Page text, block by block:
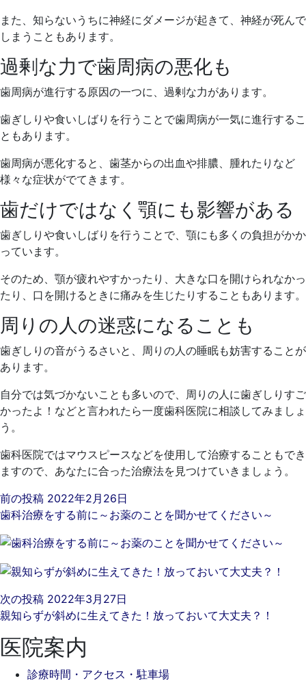
また、知らないうちに神経にダメージが起きて、神経が死んで
しまうこともあります。
過剰な力で歯周病の悪化も
歯周病が進行する原因の一つに、過剰な力があります。
歯ぎしりや食いしばりを行うことで歯周病が一気に進行するこ
ともあります。
歯周病が悪化すると、歯茎からの出血や排膿、腫れたりなど
様々な症状がでてきます。
歯だけではなく顎にも影響がある
歯ぎしりや食いしばりを行うことで、顎にも多くの負担がかか
っています。
そのため、顎が疲れやすかったり、大きな口を開けられなかっ
たり、口を開けるときに痛みを生じたりすることもあります。
周りの人の迷惑になることも
歯ぎしりの音がうるさいと、周りの人の睡眠も妨害することが
あります。
自分では気づかないことも多いので、周りの人に歯ぎしりすご
かったよ！などと言われたら一度歯科医院に相談してみましょ
う。
歯科医院ではマウスピースなどを使用して治療することもでき
ますので、あなたに合った治療法を見つけていきましょう。
前の投稿 2022年2月26日
歯科治療をする前に～お薬のことを聞かせてください～
次の投稿 2022年3月27日
親知らずが斜めに生えてきた！放っておいて大丈夫？！
医院案内
診療時間・アクセス・駐車場